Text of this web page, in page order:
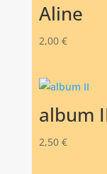
Aline
2,00 €
album
2,50 €